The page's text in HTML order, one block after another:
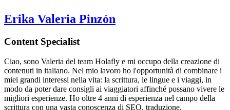
Erika Valeria Pinzón
Content Specialist
Ciao, sono Valeria del team Holafly e mi occupo della creazione di
contenuti in italiano. Nel mio lavoro ho l'opportunità di combinare i
miei grandi interessi nella vita: la scrittura, le lingue e i viaggi, in
modo da poter dare consigli ai viaggiatori affinché possano vivere le
migliori esperienze. Ho oltre 4 anni di esperienza nel campo della
scrittura con una vasta conoscenza di SEO, traduzione,